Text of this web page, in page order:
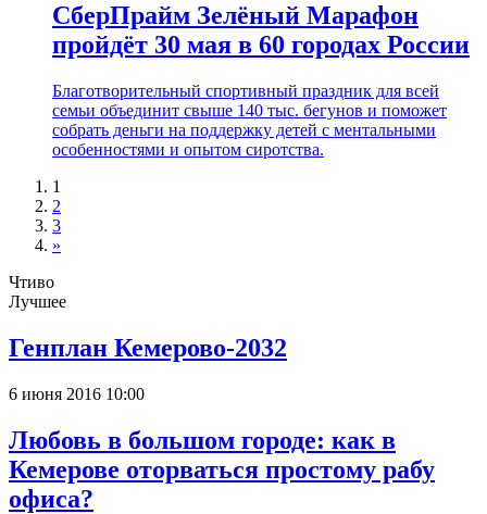
СберПрайм Зелёный Марафон
пройдёт 30 мая в 60 городах России
Благотворительный спортивный праздник для всей
семьи объединит свыше 140 тыс. бегунов и поможет
собрать деньги на поддержку детей с ментальными
особенностями и опытом сиротства.
1
2
3
»
Чтиво
Лучшее
Генплан Кемерово-2032
6 июня 2016 10:00
Любовь в большом городе: как в
Кемерове оторваться простому рабу
офиса?